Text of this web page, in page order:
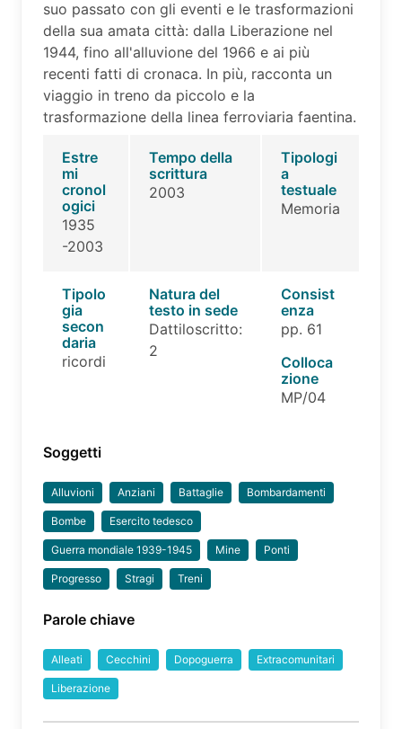
suo passato con gli eventi e le trasformazioni
della sua amata città: dalla Liberazione nel
1944, fino all'alluvione del 1966 e ai più
recenti fatti di cronaca. In più, racconta un
viaggio in treno da piccolo e la
trasformazione della linea ferroviaria faentina.
Estre
mi
cronol
ogici
1935
-2003
Tempo della
scrittura
2003
Tipologi
a
testuale
Memoria
Tipolo
gia
secon
daria
ricordi
Natura del
testo in sede
Dattiloscritto:
2
Consist
enza
pp. 61
Colloca
zione
MP/04
Soggetti
Alluvioni Anziani Battaglie Bombardamenti
Bombe Esercito tedesco
Guerra mondiale 1939-1945 Mine Ponti
Progresso Stragi Treni
Parole chiave
Alleati Cecchini Dopoguerra Extracomunitari
Liberazione